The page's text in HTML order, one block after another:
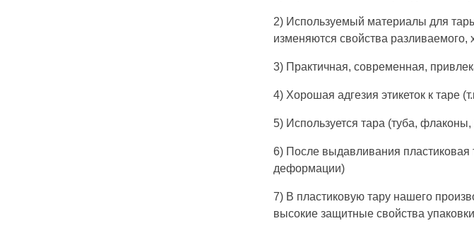
2) Используемый материалы для
изменяются свойства разливаемого,
3) Практичная, современная,
4) Хорошая адгезия этикеток к таре
5) Используется тара (туба,
6) После выдавливания пластиковая
деформации)
7) В пластиковую тару нашего
высокие защитные свойства